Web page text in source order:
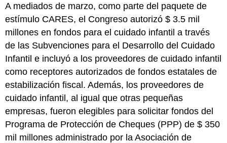
A mediados de marzo, como parte del paquete de
estímulo CARES, el Congreso autorizó $ 3.5 mil
millones en fondos para el cuidado infantil a través
de las Subvenciones para el Desarrollo del Cuidado
Infantil e incluyó a los proveedores de cuidado infantil
como receptores autorizados de fondos estatales de
estabilización fiscal. Además, los proveedores de
cuidado infantil, al igual que otras pequeñas
empresas, fueron elegibles para solicitar fondos del
Programa de Protección de Cheques (PPP) de $ 350
mil millones administrado por la Asociación de